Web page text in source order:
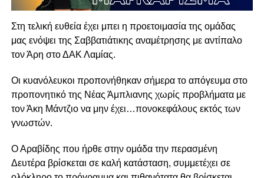
Στη τελική ευθεία έχει μπει η προετοιμασία της ομάδας
μας ενόψει της Σαββατιάτικης αναμέτρησης με αντίπαλο
τον Άρη στο ΔΑΚ Λαμίας.
Οι κυανόλευκοι προπονήθηκαν σήμερα το απόγευμα στο
προπονητικό της Νέας Άμπλιανης χωρίς προβλήματα με
τον Άκη Μάντζιο να μην έχει…πονοκεφάλους εκτός των
γνωστών.
Ο Αραβίδης που ήρθε στην ομάδα την περασμένη
Δευτέρα βρίσκεται σε καλή κατάσταση, συμμετέχει σε